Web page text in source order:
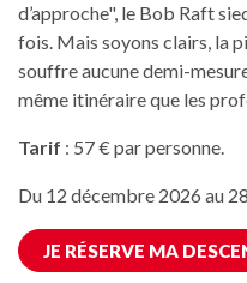
d’approche", le Bob Raft
fois. Mais soyons clairs, la
souffre aucune demi-
même itinéraire que les
Tarif : 57 € par personne.
Du 12 décembre 2026 au
JE RÉSERVE MA